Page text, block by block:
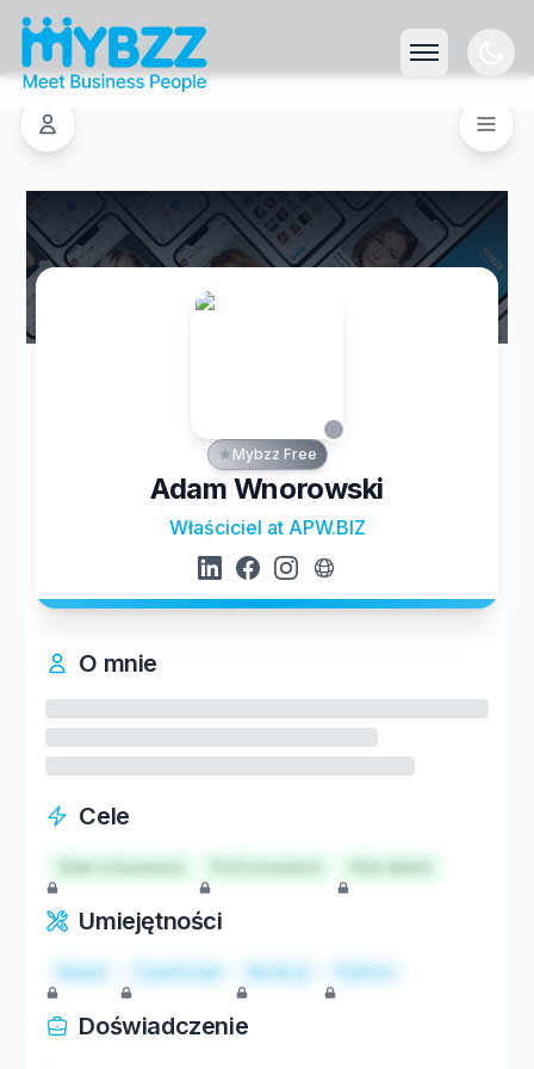
Mybzz Free
Adam Wnorowski
Właściciel at APW.BIZ
O mnie
Cele
Start a business Hire talent
Umiejętności
React TypeScript Node.js Python
Doświadczenie